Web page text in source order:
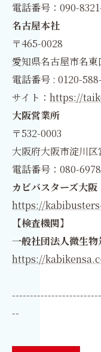
電話番号：090-
名古屋本社
〒465-0028
愛知県名古屋市名
電話番号 : 0120-
サイト： https://
大阪営業所
〒532-0003
大阪府大阪市淀川区
電話番号：080-
カビバスターズ大阪
https://
【検査機関】
一般社団法人微生
https://
--